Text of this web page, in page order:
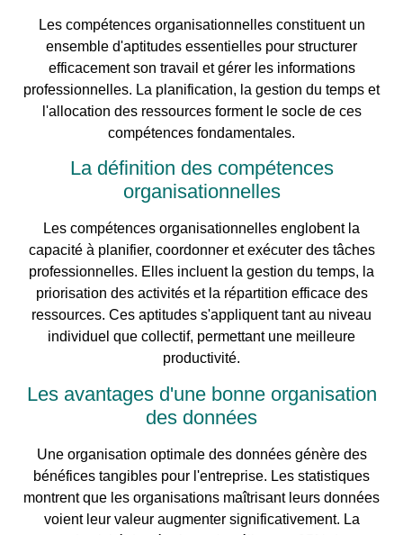
Les compétences organisationnelles constituent un
ensemble d'aptitudes essentielles pour structurer
efficacement son travail et gérer les informations
professionnelles. La planification, la gestion du temps et
l'allocation des ressources forment le socle de ces
compétences fondamentales.
La définition des compétences
organisationnelles
Les compétences organisationnelles englobent la
capacité à planifier, coordonner et exécuter des tâches
professionnelles. Elles incluent la gestion du temps, la
priorisation des activités et la répartition efficace des
ressources. Ces aptitudes s'appliquent tant au niveau
individuel que collectif, permettant une meilleure
productivité.
Les avantages d'une bonne organisation
des données
Une organisation optimale des données génère des
bénéfices tangibles pour l'entreprise. Les statistiques
montrent que les organisations maîtrisant leurs données
voient leur valeur augmenter significativement. La